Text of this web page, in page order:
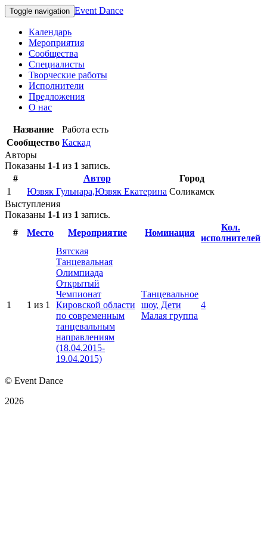
Toggle navigation Event Dance
Календарь
Мероприятия
Сообщества
Специалисты
Творческие работы
Исполнители
Предложения
О нас
Название
Работа есть
Сообщество Каскад
Авторы
Показаны 1-1 из 1 запись.
#
Автор
Город
1
Юзвяк Гульнара,Юзвяк Екатерина Соликамск
Выступления
Показаны 1-1 из 1 запись.
#
Место Мероприятие Номинация
Кол.
исполнителей
1 1 из 1
Вятская
Танцевальная
Олимпиада
Открытый
Чемпионат
Кировской области
по современным
танцевальным
направлениям
(18.04.2015-
19.04.2015)
Танцевальное
шоу, Дети
Малая группа
4
© Event Dance
2026